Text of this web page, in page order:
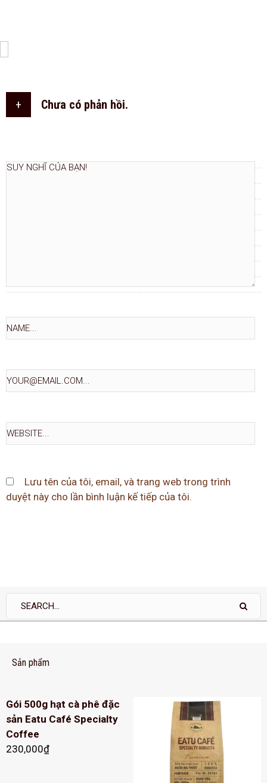
+ Chưa có phản hồi.
Lưu tên của tôi, email, và trang web trong trình
duyệt này cho lần bình luận kế tiếp của tôi.
Sản phẩm
Gói 500g hạt cà phê đặc
sản Eatu Café Specialty
Coffee
230,000₫